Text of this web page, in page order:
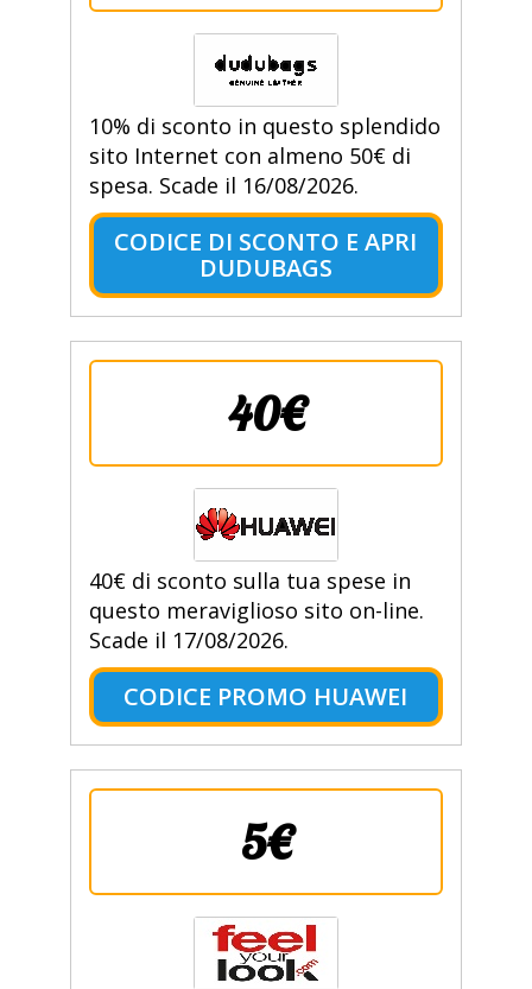
10% di sconto in questo splendido
sito Internet con almeno 50€ di
spesa. Scade il 16/08/2026.
CODICE DI SCONTO E APRI
DUDUBAGS
40€
40€ di sconto sulla tua spese in
questo meraviglioso sito on-line.
Scade il 17/08/2026.
CODICE PROMO HUAWEI
5€